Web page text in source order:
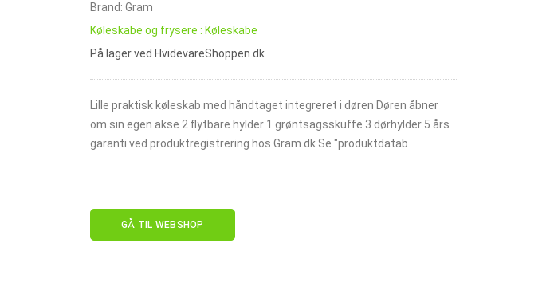
Brand: Gram
Køleskabe og frysere : Køleskabe
På lager ved HvidevareShoppen.dk
Lille praktisk køleskab med håndtaget integreret i døren Døren åbner
om sin egen akse 2 flytbare hylder 1 grøntsagsskuffe 3 dørhylder 5 års
garanti ved produktregistrering hos Gram.dk Se "produktdatab
GÅ TIL WEBSHOP